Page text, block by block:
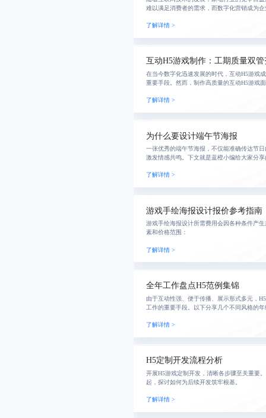
难以满足消费者的需求，而数字化营销成为
容性，在
了解详情 >
互动H5游戏制作：工期质量双
在当今数字化迅速发展的时代，互动H5游戏
重要手段。然而，制作高质量的互动H5游戏
见挑战
了解详情 >
为什么要设计端午节海报
一张优秀的端午节海报，不仅能准确传达节
激发情感共鸣。下文就是蓝橙小编给大家分
了解详情 >
游戏手绘海报设计报价参考指南
游戏手绘海报设计所需费用会因各种条件产
素和价格范围：
了解详情 >
全年工作盘点H5范例集锦
由于互动性强、便于传播、展示形式多元，
工作的重要手段。以下分享几个不同风格的
了解详情 >
H5定制开发流程分析
开展H5游戏定制开发，清晰各步骤至关重要
起，探讨如何为后续开发筑牢根基。
了解详情 >